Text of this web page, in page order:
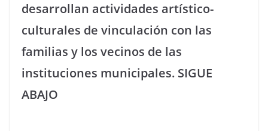
desarrollan actividades artístico-
culturales de vinculación con las
familias y los vecinos de las
instituciones municipales. SIGUE
ABAJO